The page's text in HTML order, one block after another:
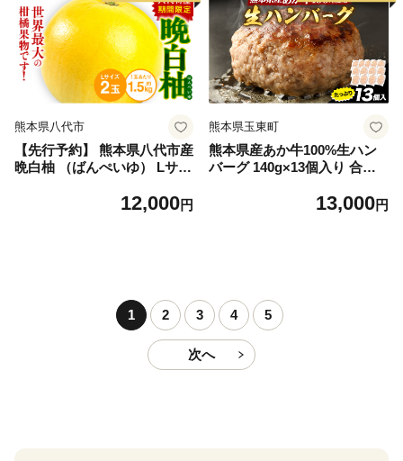
熊本県八代市
【先行予約】 熊本県八代市産
晩白柚 （ばんぺいゆ） Lサイ
もの フルーツ おやつ 特産 熊
12,000円
熊本県玉東町
熊本県産あか牛100%生ハン
バーグ 140g×13個入り 合計1
に出荷予定(土日祝除く)》熊
13,000円
1 2 3 4 5
次へ